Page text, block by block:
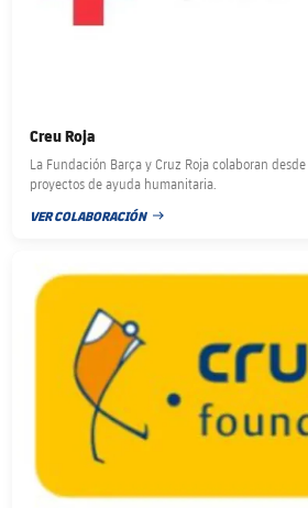
Creu Roja
La Fundación Barça y Cruz Roja colaboran
proyectos de ayuda humanitaria.
VER COLABORACIÓN
FECHA DE PUBLICACIÓN